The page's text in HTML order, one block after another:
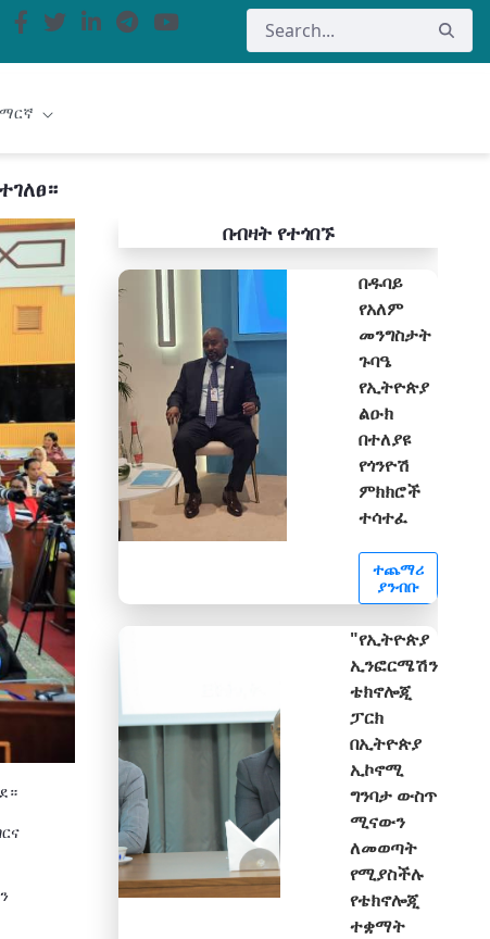
በብዛት የተጎበኙ
በዱባይ
የአለም
መንግስታት
ጉባዔ
የኢትዮጵያ
ልዑክ
በተለያዩ
የጎንዮሽ
ምክክሮች
ተሳተፈ
ተጨማሪ
ያንብቡ
"የኢትዮጵያ
ኢንፎርሜሽን
ቴክኖሎጂ
ፓርክ
በኢትዮጵያ
ኢኮኖሚ
ግንባታ ውስጥ
ሚናውን
ለመወጣት
የሚያስችሉ
የቴክኖሎጂ
ተቋማት